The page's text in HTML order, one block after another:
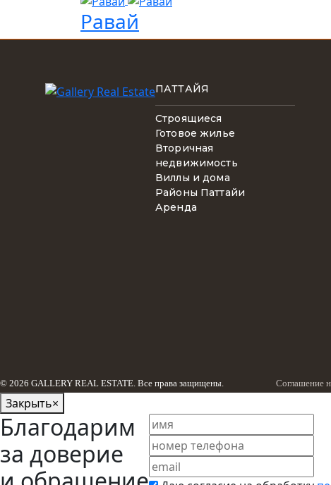
Равай
ПАТТАЙЯ
Строящиеся
Готовое жилье
Вторичная
недвижимость
Виллы и дома
Районы Паттайи
Аренда
© 2026 GALLERY REAL ESTATE. Все права защищены. Соглашение
Закрыть×
Благодарим
за доверие